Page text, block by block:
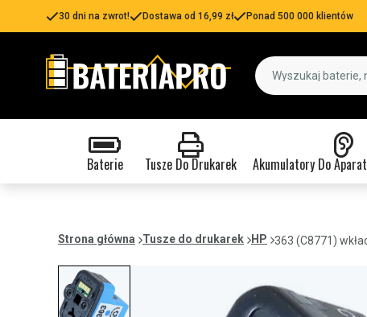
30 dni na zwrot! Dostawa od 16,99 zł Ponad 500 000 klientów
Baterie Tusze Do Drukarek Akumulatory Do
Strona główna Tusze do drukarek HP 363 (C8771)